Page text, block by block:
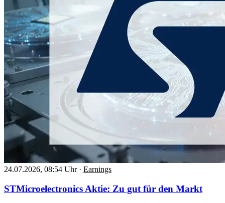
24.07.2026, 08:54 Uhr · Earnings
STMicroelectronics Aktie: Zu gut für den Markt